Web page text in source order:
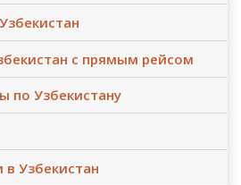
с прямым рейсом
по Узбекистану
в Узбекистан